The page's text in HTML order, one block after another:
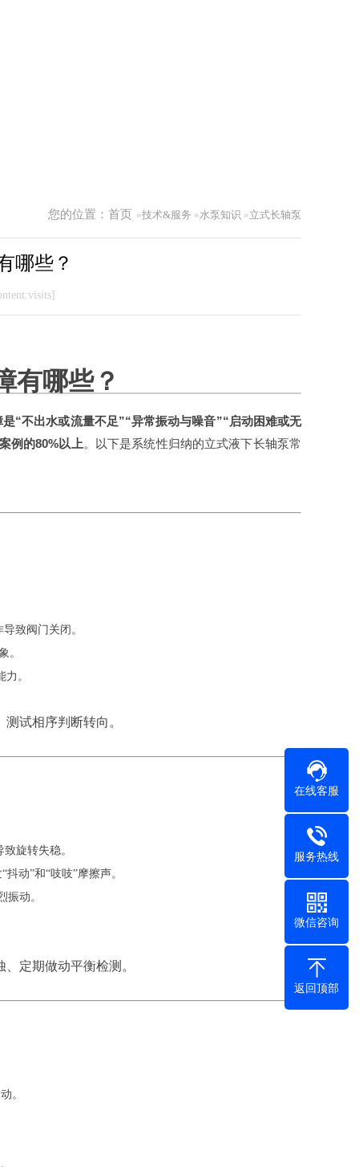
您的位置： 首页 »技术&服务 »水泵知识 »立式长轴泵
哪些？
有哪些？
“不出水或流量不足”“异常振动与噪音”“启动困难或无
例的80%以上‌。以下是系统性归纳的立式液下长轴泵常
致阀门关闭。
。
。
试相序判断转向。
旋转失稳。
动”和“吱吱”摩擦声。
振动。
定期做动平衡检测。
。
在线客服
服务热线
微信咨询
返回顶部